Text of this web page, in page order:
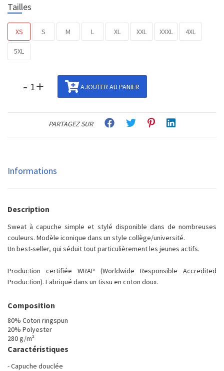
Tailles
XS S M L XL XXL XXXL 4XL
5XL
- + AJOUTER AU PANIER
PARTAGEZ SUR
Informations
Description
Sweat à capuche simple et stylé disponible dans de nombreuses
couleurs. Modèle iconique dans un style collège/université.
Un best-seller, qui séduit tout particulièrement les jeunes actifs.
Production certifiée WRAP (Worldwide Responsible Accredited
Production). Fabriqué dans un tissu en coton doux.
Composition
80% Coton ringspun
20% Polyester
280 g/m²
Caractéristiques
- Capuche douclée